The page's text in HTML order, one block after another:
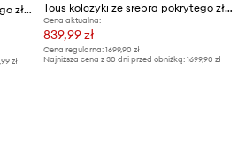
Tous kolczyki ze srebra pokrytego złotem Manifesto
zł
Tous kolczyki ze srebra pokrytego złotem Miranda
Cena aktualna:
839,99 zł
Cena regularna:1699,90 zł
Najniższa cena z 30 dni przed obniżką:1699,90 zł